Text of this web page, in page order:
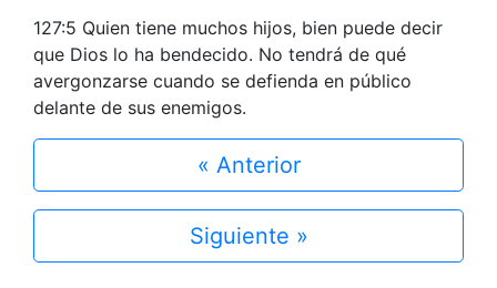
127:5 Quien tiene muchos hijos, bien puede decir
que Dios lo ha bendecido. No tendrá de qué
avergonzarse cuando se defienda en público
delante de sus enemigos.
« Anterior
Siguiente »